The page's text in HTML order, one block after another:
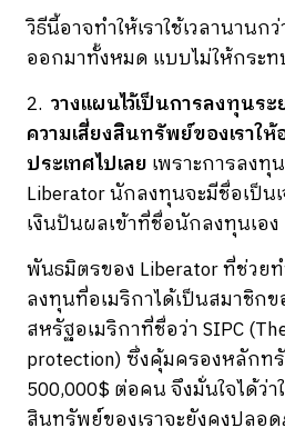
วิธีนี้อาจทำให้เราใช้เวลานานก
ออกมาทั้งหมด แบบไม่ให้กระ
2. วางแผนไว้เป็นการลงทุนระ
ความเสี่ยงสินทรัพย์ของเราใ
ประเทศไปเลย เพราะการลง
Liberator นักลงทุนจะมีชื่อเป็น
เงินปันผลเข้าที่ชื่อนักลงทุนเอง
พันธมิตรของ Liberator ที่ช่วย
ลงทุนที่อเมริกาได้เป็นสมาชิก
สหรัฐอเมริกาที่ชื่อว่า SIPC
protection) ซึ่งคุ้มครองหลักท
500,000$ ต่อคน จึงมั่นใจได้ว่
สินทรัพย์ของเราจะยังคงปลอ